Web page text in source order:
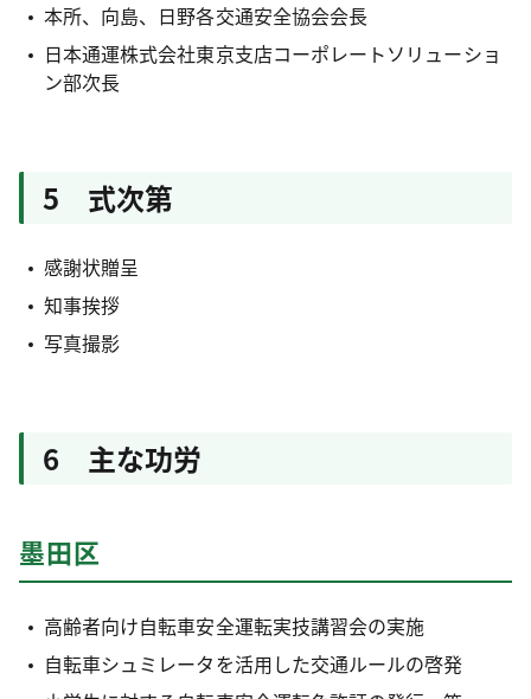
本所、向島、日野各交通安全協会会長
日本通運株式会社東京支店コーポレートソリューショ
ン部次長
5 式次第
感謝状贈呈
知事挨拶
写真撮影
6 主な功労
墨田区
高齢者向け自転車安全運転実技講習会の実施
自転車シュミレータを活用した交通ルールの啓発